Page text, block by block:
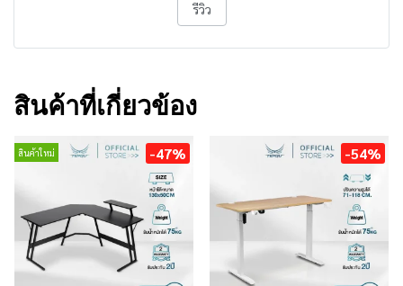
รีวิว
สินค้าที่เกี่ยวข้อง
สินค้าใหม่ -47% -54%